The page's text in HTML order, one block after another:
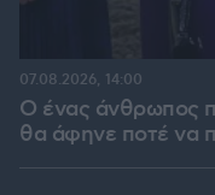
Ο ένας άνθρωπος
θα άφηνε ποτέ να
07.08.2026, 14:00